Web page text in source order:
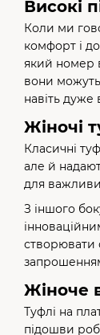
Високі
Коли ми
комфорт і
який номер
вони можуть
навіть дуже
Жіночі
Класичні
але й
для
З іншого
створювати
Жіноче
Туфлі на
підошви